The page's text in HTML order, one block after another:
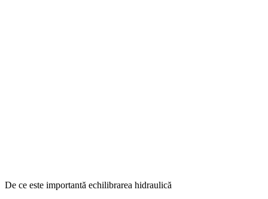
De ce este importantă echilibrarea hidraulică